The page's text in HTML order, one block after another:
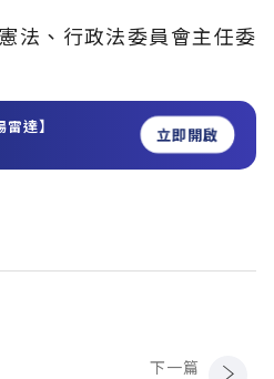
法、行政法委員會主任委
達】 立即開啟
下一篇